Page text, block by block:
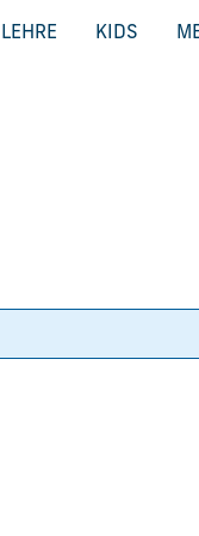
LEHRE KIDS